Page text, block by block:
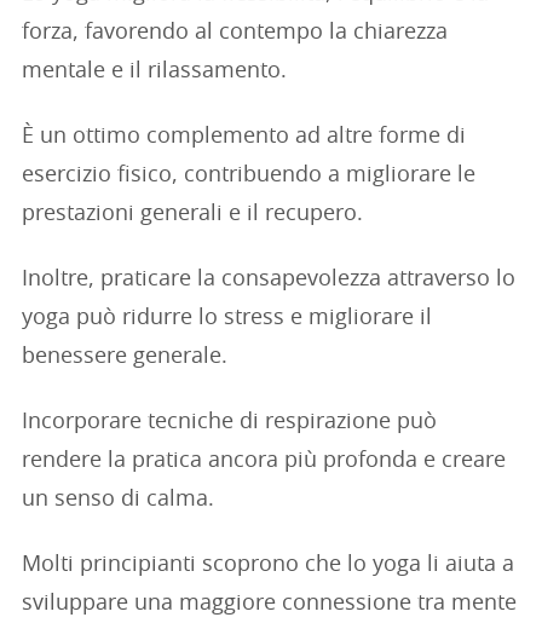
forza, favorendo al contempo la chiarezza
mentale e il rilassamento.
È un ottimo complemento ad altre forme di
esercizio fisico, contribuendo a migliorare le
prestazioni generali e il recupero.
Inoltre, praticare la consapevolezza attraverso lo
yoga può ridurre lo stress e migliorare il
benessere generale.
Incorporare tecniche di respirazione può
rendere la pratica ancora più profonda e creare
un senso di calma.
Molti principianti scoprono che lo yoga li aiuta a
sviluppare una maggiore connessione tra mente